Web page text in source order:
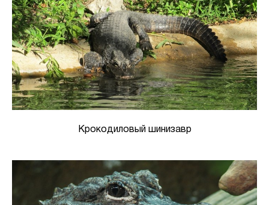
Крокодиловый шинизавр